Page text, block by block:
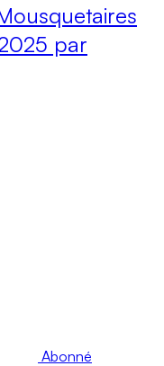
par
Abonné